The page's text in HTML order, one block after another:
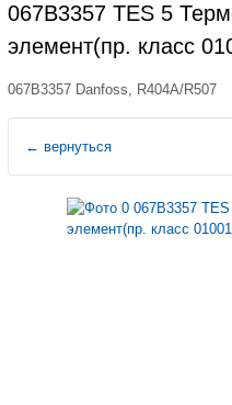
067B3357 TES 5
элемент(пр. класс
067B3357 Danfoss, R404A/R507
← вернуться